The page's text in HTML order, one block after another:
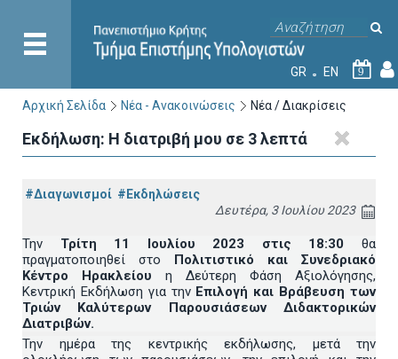
GR EN 9
Αρχική Σελίδα Νέα - Ανακοινώσεις Νέα / Διακρίσεις
Εκδήλωση: Η διατριβή μου σε 3 λεπτά
#Διαγωνισμοί #Εκδηλώσεις
Δευτέρα, 3 Ιουλίου 2023
Την Τρίτη 11 Ιουλίου 2023 στις 18:30θα
πραγματοποιηθεί στο Πολιτιστικό και Συνεδριακό
Κέντρο Ηρακλείου η Δεύτερη Φάση Αξιολόγησης,
Κεντρική Εκδήλωση για τηνΕπιλογή και Βράβευση των
Τριών Καλύτερων Παρουσιάσεων Διδακτορικών
Διατριβών.
Την ημέρα της κεντρικής εκδήλωσης, μετά την